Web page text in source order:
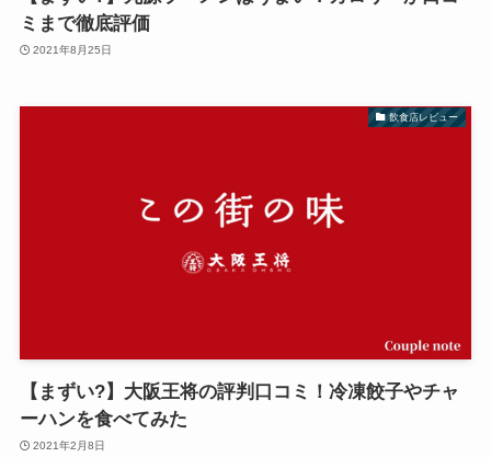
ミまで徹底評価
2021年8月25日
飲食店レビュー
【まずい?】大阪王将の評判口コミ！冷凍餃子やチャ
ーハンを食べてみた
2021年2月8日